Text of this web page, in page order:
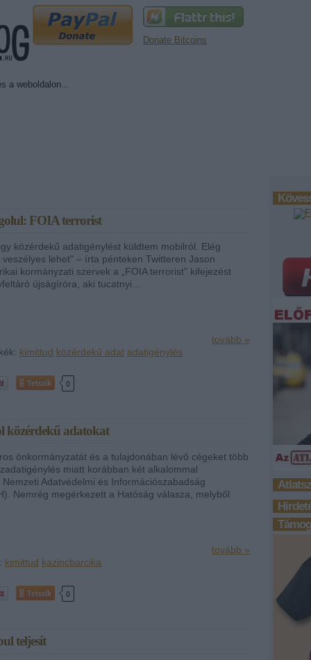
Donate Bitcoins
FOIA terrorist
közérdekű adatigénylést küldtem mobilról. Elég
veszélyes lehet" – írta pénteken Twitteren Jason
kormányzati szervek a „FOIA terrorist" kifejezést
újságíróra, aki tucatnyi…
tovább »
kimittud közérdekű adat adatigénylés
Tetszik 0
közérdekű adatokat
önkormányzatát és a tulajdonában lévő cégeket több
miatt korábban két alkalommal
Adatvédelmi és Információszabadság
Nemrég megérkezett a Hatóság válasza, melyből
tovább »
kimittud kazincbarcika
Tetszik 0
teljesít